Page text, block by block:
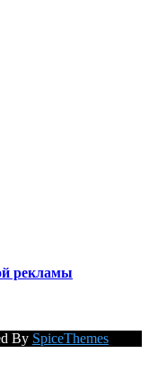
рекламы
By SpiceThemes